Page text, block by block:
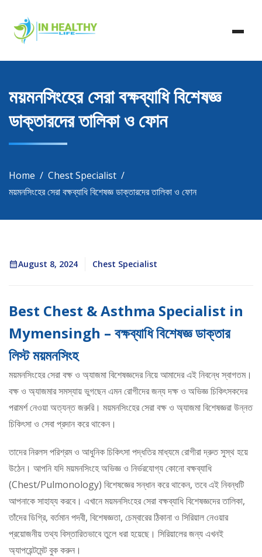
content
In Healthy Life
In Healthy Life, Healthy Life, Health Life, Doctor List,
Doctor Listing
ময়মনসিংহের সেরা বক্ষব্যাধি বিশেষজ্ঞ
ডাক্তারদের তালিকা ও ফোন
Home
Chest Specialist
ময়মনসিংহের সেরা বক্ষব্যাধি বিশেষজ্ঞ ডাক্তারদের তালিকা ও ফোন
August 8, 2024 Chest Specialist
Best Chest & Asthma Specialist in
Mymensingh – বক্ষব্যাধি বিশেষজ্ঞ ডাক্তার
লিস্ট ময়মনসিংহ
ময়মনসিংহের সেরা বক্ষ ও অ্যাজমা বিশেষজ্ঞদের নিয়ে আমাদের এই নিবন্ধে স্বাগতম।
বক্ষ ও অ্যাজমার সমস্যায় ভুগছেন এমন রোগীদের জন্য দক্ষ ও অভিজ্ঞ চিকিৎসকদের
পরামর্শ নেওয়া অত্যন্ত জরুরি। ময়মনসিংহের সেরা বক্ষ ও অ্যাজমা বিশেষজ্ঞরা উন্নত
চিকিৎসা ও সেবা প্রদান করে থাকেন।
তাদের নিরলস পরিশ্রম ও আধুনিক চিকিৎসা পদ্ধতির মাধ্যমে রোগীরা দ্রুত সুস্থ হয়ে
উঠেন। আপনি যদি ময়মনসিংহে অভিজ্ঞ ও নির্ভরযোগ্য কোনো বক্ষব্যাধি
(Chest/Pulmonology) বিশেষজ্ঞের সন্ধান করে থাকেন, তবে এই নিবন্ধটি
আপনাকে সাহায্য করবে। এখানে ময়মনসিংহের সেরা বক্ষব্যাধি বিশেষজ্ঞদের তালিকা,
তাঁদের ডিগ্রি, বর্তমান পদবী, বিশেষজ্ঞতা, চেম্বারের ঠিকানা ও সিরিয়াল নেওয়ার
প্রয়োজনীয় তথ্য বিস্তারিতভাবে তুলে ধরা হয়েছে। সিরিয়ালের জন্য এখনই
অ্যাপয়েন্টমেন্ট বুক করুন।